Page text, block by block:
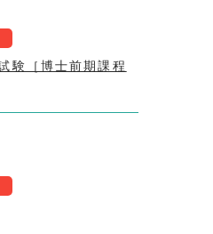
験［博士前期課程